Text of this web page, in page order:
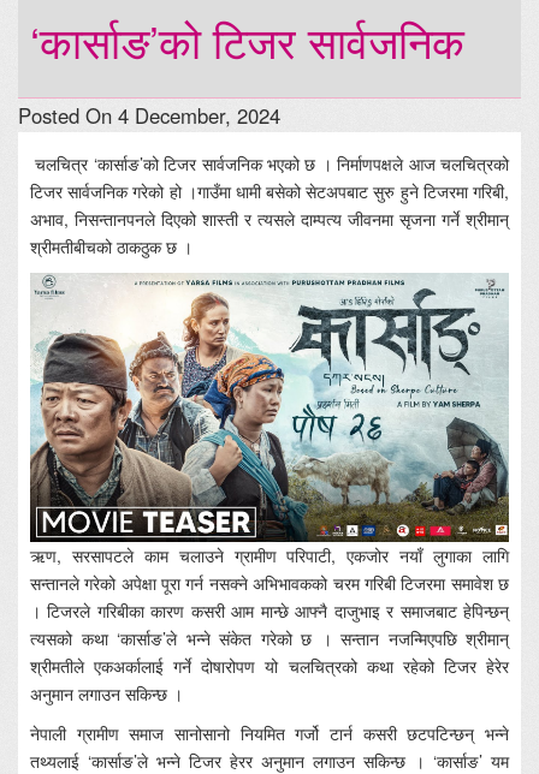
‘कार्साङ’को टिजर सार्वजनिक
Posted On 4 December, 2024
चलचित्र ‘कार्साङ’को टिजर सार्वजनिक भएको छ । निर्माणपक्षले आज चलचित्रको
टिजर सार्वजनिक गरेको हो ।गाउँमा धामी बसेको सेटअपबाट सुरु हुने टिजरमा गरिबी,
अभाव, निसन्तानपनले दिएको शास्ती र त्यसले दाम्पत्य जीवनमा सृजना गर्ने श्रीमान्
श्रीमतीबीचको ठाकठुक छ ।
ऋण, सरसापटले काम चलाउने ग्रामीण परिपाटी, एकजोर नयाँ लुगाका लागि
सन्तानले गरेको अपेक्षा पूरा गर्न नसक्ने अभिभावकको चरम गरिबी टिजरमा समावेश छ
। टिजरले गरिबीका कारण कसरी आम मान्छे आफ्नै दाजुभाइ र समाजबाट हेपिन्छन्
त्यसको कथा ‘कार्साङ’ले भन्ने संकेत गरेको छ । सन्तान नजन्मिएपछि श्रीमान्
श्रीमतीले एकअर्कालाई गर्ने दोषारोपण यो चलचित्रको कथा रहेको टिजर हेरेर
अनुमान लगाउन सकिन्छ ।
नेपाली ग्रामीण समाज सानोसानो नियमित गर्जो टार्न कसरी छटपटिन्छन् भन्ने
तथ्यलाई ‘कार्साङ’ले भन्ने टिजर हेरर अनुमान लगाउन सकिन्छ । ‘कार्साङ’ यम